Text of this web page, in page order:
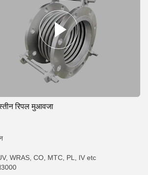
रिपल मुआवजा
WRAS, CO, MTC, PL, IV etc